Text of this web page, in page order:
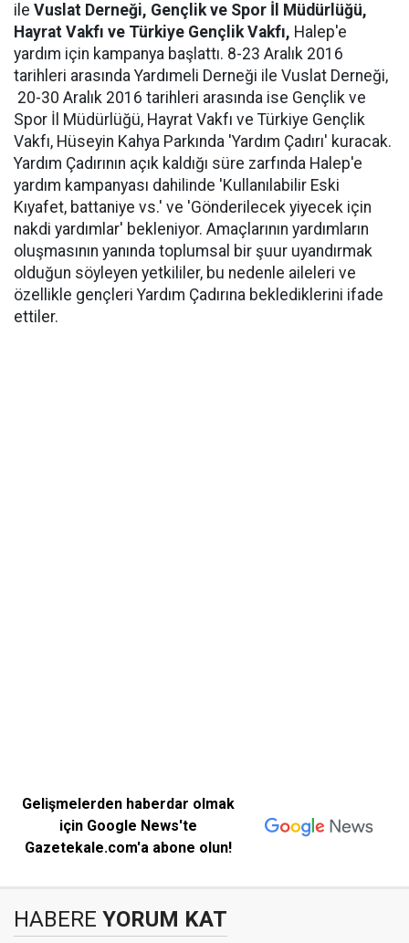
ile Vuslat Derneği, Gençlik ve Spor İl Müdürlüğü,
Hayrat Vakfı ve Türkiye Gençlik Vakfı, Halep'e
yardım için kampanya başlattı. 8-23 Aralık 2016
tarihleri arasında Yardımeli Derneği ile Vuslat Derneği,
20-30 Aralık 2016 tarihleri arasında ise Gençlik ve
Spor İl Müdürlüğü, Hayrat Vakfı ve Türkiye Gençlik
Vakfı, Hüseyin Kahya Parkında 'Yardım Çadırı' kuracak.
Yardım Çadırının açık kaldığı süre zarfında Halep'e
yardım kampanyası dahilinde 'Kullanılabilir Eski
Kıyafet, battaniye vs.' ve 'Gönderilecek yiyecek için
nakdi yardımlar' bekleniyor. Amaçlarının yardımların
oluşmasının yanında toplumsal bir şuur uyandırmak
olduğun söyleyen yetkililer, bu nedenle aileleri ve
özellikle gençleri Yardım Çadırına beklediklerini ifade
ettiler.
Gelişmelerden haberdar olmak
için Google News'te
Gazetekale.com'a abone olun!
HABERE YORUM KAT